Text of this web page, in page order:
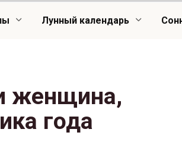
Лунный календарь
женщина,
года